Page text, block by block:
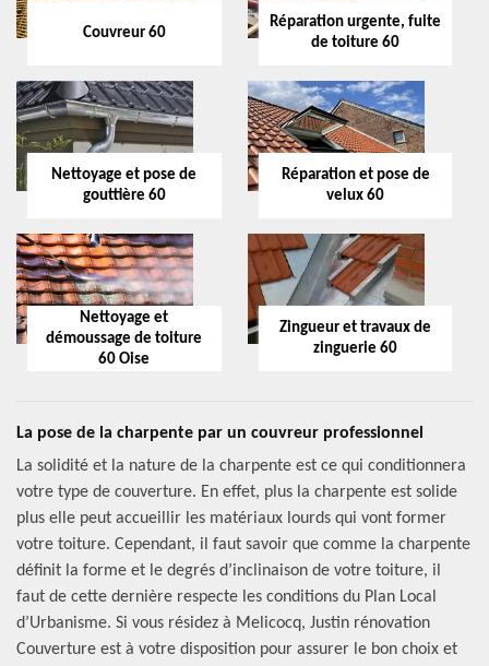
Couvreur 60
Réparation urgente, fuite
de toiture 60
Nettoyage et pose de
gouttière 60
Réparation et pose de
velux 60
Nettoyage et
démoussage de toiture
60 Oise
Zingueur et travaux de
zinguerie 60
La pose de la charpente par un couvreur professionnel
La solidité et la nature de la charpente est ce qui conditionnera
votre type de couverture. En effet, plus la charpente est solide
plus elle peut accueillir les matériaux lourds qui vont former
votre toiture. Cependant, il faut savoir que comme la charpente
définit la forme et le degrés d’inclinaison de votre toiture, il
faut de cette dernière respecte les conditions du Plan Local
d’Urbanisme. Si vous résidez à Melicocq, Justin rénovation
Couverture est à votre disposition pour assurer le bon choix et